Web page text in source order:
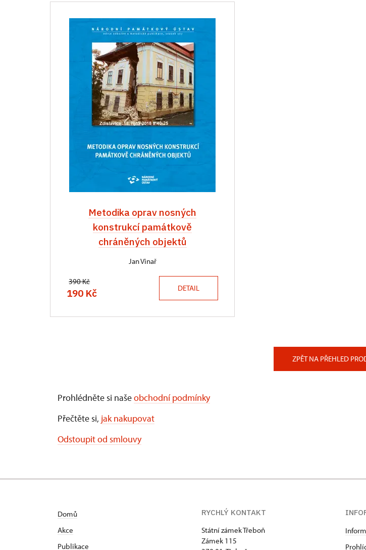
Metodika oprav nosných
konstrukcí památkově
chráněných objektů
Jan Vinař
390 Kč
190 Kč DETAIL
ZPĚT NA PŘEHLED
Prohlédněte si našeobchodní podmínky
Přečtěte si, jak nakupovat
Odstoupit od smlouvy
Domů
Akce
Publikace
RYCHLÝ KONTAKT
Státní zámek Třeboň
Zámek 115